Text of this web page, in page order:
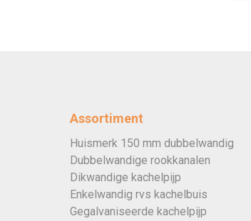
Assortiment
Huismerk 150 mm dubbelwandig
Dubbelwandige rookkanalen
Dikwandige kachelpijp
Enkelwandig rvs kachelbuis
Gegalvaniseerde kachelpijp